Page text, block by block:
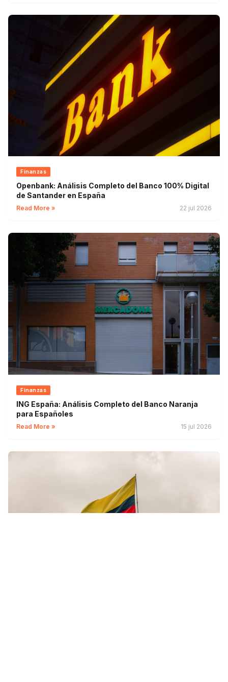
Finanzas
Openbank: Análisis Completo del Banco 100% Digital
de Santander en España
Read More » 22 jul 2026
Finanzas
ING España: Análisis Completo del Banco Naranja
para Españoles
Read More » 15 jul 2026